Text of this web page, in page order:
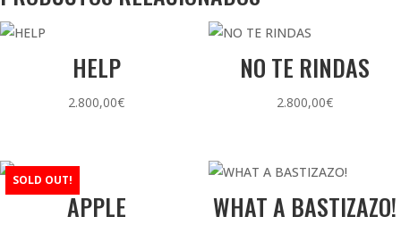
HELP
2.800,00€
NO TE RINDAS
2.800,00€
SOLD OUT!
APPLE WHAT A BASTIZAZO!